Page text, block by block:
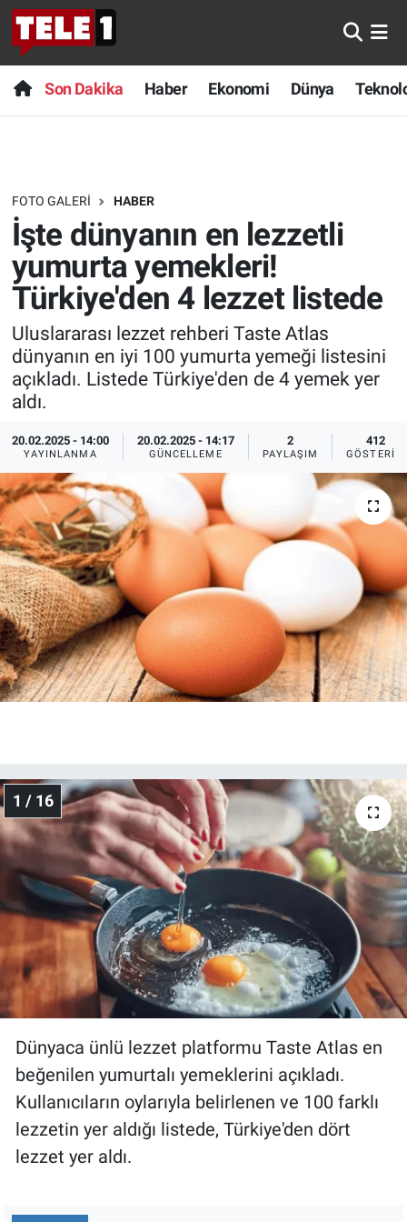
Son Dakika Haber Ekonomi Dünya
FOTO GALERI HABER
İşte dünyanın en lezzetli
yumurta yemekleri!
Türkiye'den 4 lezzet listede
Uluslararası lezzet rehberi Taste Atlas
dünyanın en iyi 100 yumurta yemeği listesini
açıkladı. Listede Türkiye'den de 4 yemek yer
aldı.
20.02.2025 - 14:00
YAYINLANMA
20.02.2025 - 14:17
GÜNCELLEME
2
PAYLAŞIM
412
GÖSTERIM
1 / 16
Dünyaca ünlü lezzet platformu Taste Atlas en
beğenilen yumurtalı yemeklerini açıkladı.
Kullanıcıların oylarıyla belirlenen ve 100 farklı
lezzetin yer aldığı listede, Türkiye'den dört
lezzet yer aldı.
Anında Manşet
Başka Sohbetler
Bilim turu
Bilim ve Teknoloji Evreni
Doğa Konuşuyor
Dünya
Ege'den Esintiler
Eğitim
Eğlence
Ekonomi
Forum
Gerçeğin İzinde
Gün Ortası
Gündem Özel
Günün görüntüsü
Haber
İlan
Kimdir
Koronavirüs
Kültür Sanat
Son Dakika
Haber
Dünya
Teknoloji
Sağlık
Spor
İletişim
Nöbetçi Eczaneler
Hava Durumu
Trafik Durumu
Süper Lig Puan Durumu ve Fikstür
Tüm Manşetler
Son Dakika Haberleri